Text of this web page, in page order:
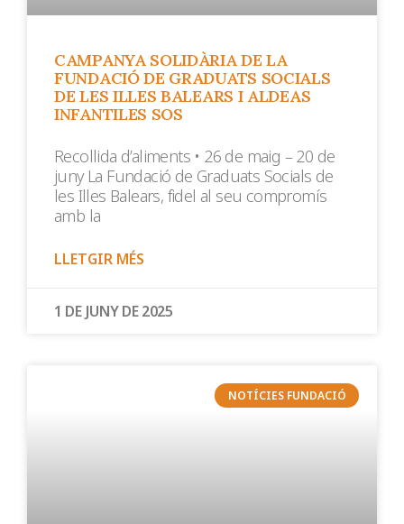
CAMPANYA SOLIDÀRIA DE LA
FUNDACIÓ DE GRADUATS SOCIALS
DE LES ILLES BALEARS I ALDEAS
INFANTILES SOS
Recollida d’aliments • 26 de maig – 20 de
juny La Fundació de Graduats Socials de
les Illes Balears, fidel al seu compromís
amb la
LLETGIR MÉS
1 DE JUNY DE 2025
NOTÍCIES FUNDACIÓ